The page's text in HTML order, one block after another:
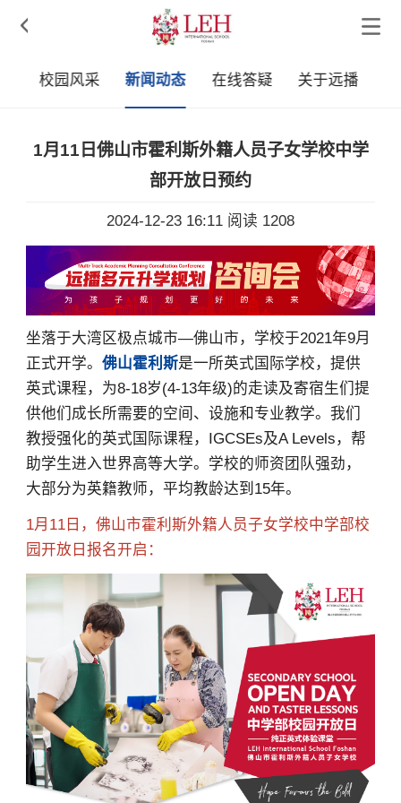

校园风采 新闻动态 在线答疑 关于远播
1月11日佛山市霍利斯外籍人员子女学校中学
部开放日预约
2024-12-23 16:11 阅读 1208
坐落于大湾区极点城市—佛山市，学校于2021年9月
正式开学。 佛山霍利斯是一所英式国际学校，提供
英式课程，为8-18岁(4-13年级)的走读及寄宿生们提
供他们成长所需要的空间、设施和专业教学。我们
教授强化的英式国际课程，IGCSEs及A Levels，帮
助学生进入世界高等大学。学校的师资团队强劲，
大部分为英籍教师，平均教龄达到15年。
1月11日，佛山市霍利斯外籍人员子女学校中学部校
园开放日报名开启：